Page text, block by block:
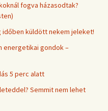
fogva házasodtak?
időben küldött nekem jeleket!
energetikai gondok –
5 perc alatt
Semmit nem lehet